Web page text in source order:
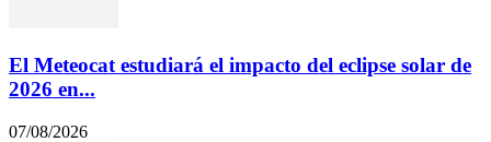
El Meteocat estudiará el impacto del eclipse solar de
2026 en...
07/08/2026